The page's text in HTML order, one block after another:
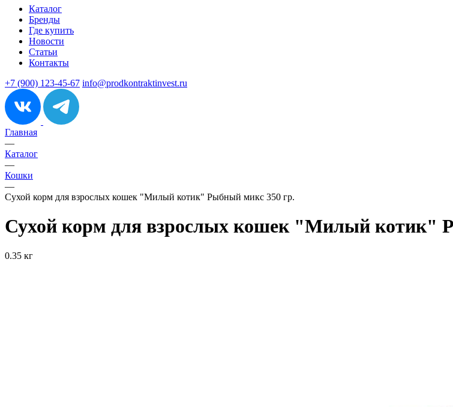
Каталог
Бренды
Где купить
Новости
Статьи
Контакты
+7 (900) 123-45-67 info@prodkontraktinvest.ru
Главная
—
Каталог
—
Кошки
—
Сухой корм для взрослых кошек "Милый котик" Рыбный микс 350 гр.
Сухой корм для взрослых кошек "Милый котик"
0.35 кг